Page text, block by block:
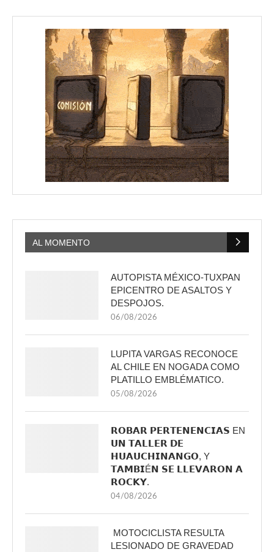
AL MOMENTO
AUTOPISTA MÉXICO-TUXPAN
EPICENTRO DE ASALTOS Y
DESPOJOS.
06/08/2026
LUPITA VARGAS RECONOCE
AL CHILE EN NOGADA COMO
PLATILLO EMBLÉMATICO.
05/08/2026
𝗥𝗢𝗕𝗔𝗥 𝗣𝗘𝗥𝗧𝗘𝗡𝗘𝗡𝗖𝗜𝗔𝗦 EN
𝗨𝗡 𝗧𝗔𝗟𝗟𝗘𝗥 𝗗𝗘
𝗛𝗨𝗔𝗨𝗖𝗛𝗜𝗡𝗔𝗡𝗚𝗢, Y
𝗧𝗔𝗠𝗕𝗜É𝗡 𝗦𝗘 𝗟𝗟𝗘𝗩𝗔𝗥𝗢𝗡 𝗔
𝗥𝗢𝗖𝗞𝗬.
04/08/2026
MOTOCICLISTA RESULTA
LESIONADO DE GRAVEDAD